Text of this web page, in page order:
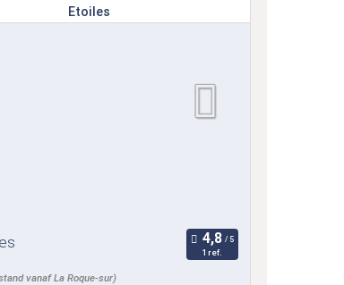
1 ref.
vanaf La Roque-sur)